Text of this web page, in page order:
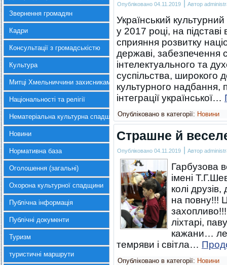
Звернення громадян
Кадри
Консультації з громадськістю
Культура
Митці Хмельниччини захисникам України
Національності та релігії
Нематеріальна культурна спадщина
Новини
Нормативна база
Оголошення (загальні)
Охорона культурної спадщини
Публічна інформація
Публічні документи
Туризм
туристичні маршрути
Опубліковано 04.11.2019 | Автор
Український
у 2017 році, на
сприяння розвитку
державі, забезпечення
інтелектуального та
суспільства, широкого
культурного надбання,
інтеграції української…
Опубліковано в категорії: Новини
Страшне й
Опубліковано 04.11.2019 | Автор
Гарбузова
імені
колі
на повну!!!
ліхтарі,
кажани…
темряви і світла…
Опубліковано в категорії: Новини